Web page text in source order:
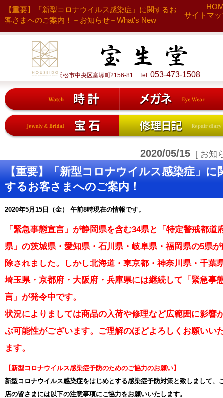
【重要】「新型コロナウイルス感染症」に関するお
客さまへのご案内！－お知らせ－What's New
サイトマッ
静岡県浜松市中央区富塚町2156-81 Tel. 053-473-1508
2020/05/15 [ お知
【重要】「新型コロナウイルス感染症」に
するお客さまへのご案内！
2020年5月15日（金） 午前8時現在の情報です。
「緊急事態宣言」が静岡県を含む34県と「特定警戒都道
県」の茨城県・愛知県・石川県・岐阜県・福岡県の5県が
除されました。しかし北海道・東京都・神奈川県・千葉
埼玉県・京都府・大阪府・兵庫県には継続して「緊急事
言」が発令中です。
状況によりましては商品の入荷や修理など広範囲に影響
ぶ可能性がございます。ご理解のほどよろしくお願いい
ます。
【新型コロナウイルス感染症予防のためのご協力のお願い】
新型コロナウイルス感染症をはじめとする感染症予防対策と致しまして、
店の皆さまには以下の注意事項にご協力をお願いいたします。